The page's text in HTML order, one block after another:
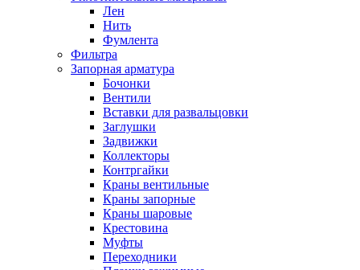
Лен
Нить
Фумлента
Фильтра
Запорная арматура
Бочонки
Вентили
Вставки для развальцовки
Заглушки
Задвижки
Коллекторы
Контргайки
Краны вентильные
Краны запорные
Краны шаровые
Крестовина
Муфты
Переходники